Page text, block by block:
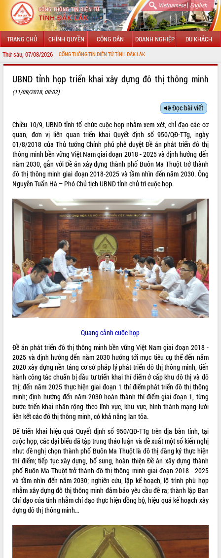
Vietnamese| English
TRANG CHỦ CHÍNH QUYỀN CÔNG DÂN DOANH NGHIỆP DU KHÁCH
Thứ sáu, 07/08/2026
ĐẾN VỚI CỔNG THÔNG TIN ĐIỆN TỬ TỈNH ĐẮK LẮK
LÃNH ĐẠO UBND TỈNH
SỞ, BAN, NGÀNH
UBND CÁC XÃ, PHƯỜNG
THÔNG TIN CHỈ ĐẠO ĐIỀU HÀNH
VĂN BẢN HĐND TỈNH
ĐIỂM TIN VĂN BẢN
QUY HOẠCH - KẾ HOẠCH
VIDEO
Hội nghị UBND tỉnh Đắk Lắk thường kỳ
UBND tỉnh họp triển khai xây dựng đô thị thông minh
(11/09/2018, 08:02)
Đọc bài viết
Chiều 10/9, UBND tỉnh tổ chức cuộc họp nhằm xem xét, chỉ đạo các cơ
quan, đơn vị liên quan triển khai Quyết định số 950/QĐ-TTg, ngày
01/8/2018 của Thủ tướng Chính phủ phê duyệt Đề án phát triển đô thị
thông minh bền vững Việt Nam giai đoạn 2018 - 2025 và định hướng đến
năm 2030, gắn với Đề án xây dựng thành phố Buôn Ma Thuột trở thành
đô thị thông minh giai đoạn 2018-2025 và tầm nhìn đến năm 2030. Ông
Nguyễn Tuấn Hà – Phó Chủ tịch UBND tỉnh chủ trì cuộc họp.
Quang cảnh cuộc họp
Đề án phát triển đô thị thông minh bền vững Việt Nam giai đoạn 2018 -
2025 và định hướng đến năm 2030 hướng tới mục tiêu cụ thể đến năm
2020 xây dựng nền tảng cơ sở pháp lý phát triển đô thị thông minh, tiến
hành công tác chuẩn bị đầu tư triển khai thí điểm ở cấp khu đô thị và đô
thị; đến năm 2025 thực hiện giai đoạn 1 thí điểm phát triển đô thị thông
minh; định hướng đến năm 2030 hoàn thành thí điểm giai đoạn 1, từng
bước triển khai nhân rộng theo lĩnh vực, khu vực, hình thành mạng lưới
liên kết các đô thị thông minh, có khả năng lan tỏa.
Để triển khai hiệu quả Quyết định số 950/QĐ-TTg trên địa bàn tỉnh, tại
cuộc họp, các đại biểu đã tập trung thảo luận và đề xuất một số kiến nghị
như: đề nghị chọn thành phố Buôn Ma Thuột là đô thị đăng ký thực hiện
thí điểm; tiếp tục xây dựng, bổ sung, hoàn thiện Đề án xây dựng thành
phố Buôn Ma Thuột trở thành đô thị thông minh giai đoạn 2018 - 2025
và tầm nhìn đến năm 2030; nghiên cứu, lập kế hoạch, lộ trình phù hợp
nhằm xây dựng đô thị thông minh đảm bảo yêu cầu đề ra; thành lập Ban
Chỉ đạo của tỉnh nhằm chỉ đạo thực hiện đồng bộ, hiệu quả kế hoạch xây
dựng đô thị thông minh…